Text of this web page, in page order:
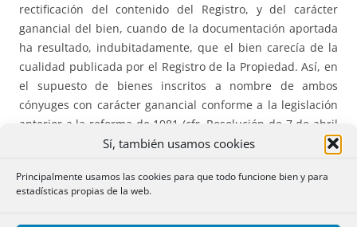
Sí, también usamos cookies
Principalmente usamos las cookies para que todo funcione bien y para
estadísticas propias de la web.
rectificación del contenido del Registro, y del carácter
ganancial del bien, cuando de la documentación aportada
ha resultado, indubitadamente, que el bien carecía de la
cualidad publicada por el Registro de la Propiedad. Así, en
el supuesto de bienes inscritos a nombre de ambos
cónyuges con carácter ganancial conforme a la legislación
anterior a la reforma de 1981 (cfr. Resolución de 7 de abril
de 1978), o conforme a la legislación vigente en la
julio de 2015, aunque en ambas no fue suficiente dicha
acreditación para la rectificación del Registro), de bienes